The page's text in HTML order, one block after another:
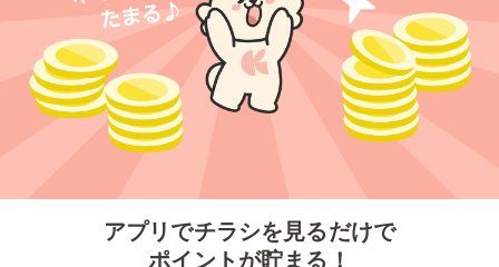
アプリでチラシを見るだけで
ポイントが貯まる！